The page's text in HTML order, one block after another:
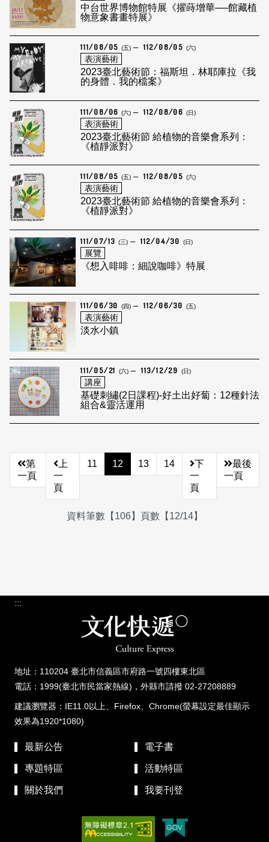
中台世界博物館特展《擢蒔增華──館藏植
物意象書畫特展》
111/08/05 (五) 112/08/05 (六)
表演藝術
2023臺北藝術節：福斯坦．林耶庫拉《我
的身體．我的檔案》
111/08/06 (六) 112/08/06 (日)
表演藝術
2023臺北藝術節 給植物的音樂會系列：
《植靜派對》
111/08/05 (五) 112/08/05 (六)
表演藝術
2023臺北藝術節 給植物的音樂會系列：
《植靜派對》
111/07/13 (三) 112/04/30 (日)
展覽
《想入啡啡：細說咖啡》特展
111/06/30 (四) 112/06/30 (五)
表演藝術
淡水小鎮
111/05/21 (六) 113/12/29 (日)
講座
基礎刺繡(2日課程)-好土出好蔔：12種針法
組合&靈活運用
第
一頁
上
一
頁
11 12 13 14
下
一
頁
最後
一頁
資料筆數【106】頁數【12/14】
:::
地址：110204 臺北市信義區市府路一號四樓東北區
電話：1999(臺北市民當家熱線)，外縣市請撥 02-27208889
建議瀏覽器：IE11.0以上、Firefox、Chrome(螢幕設定最佳顯示
效果為1920*1080)
最新公告 電子書
專題特區 活動特區
關於我們 我要刊登